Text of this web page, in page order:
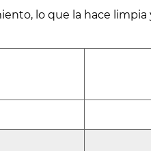
lo que la hace limpia